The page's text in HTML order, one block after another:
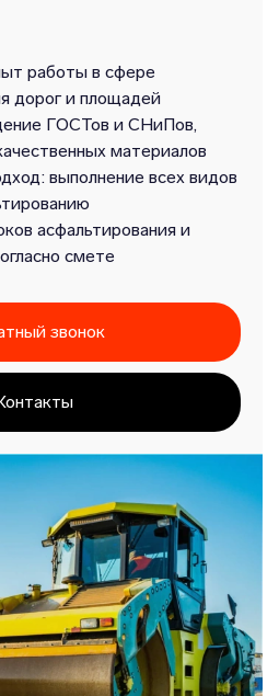
работы в сфере
дорог и площадей
ГОСТов и СНиПов,
материалов
выполнение всех видов
асфальтирования и
смете
звонок